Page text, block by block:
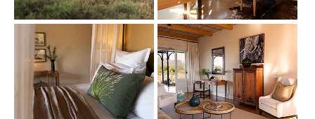
Show larger version Show larger version